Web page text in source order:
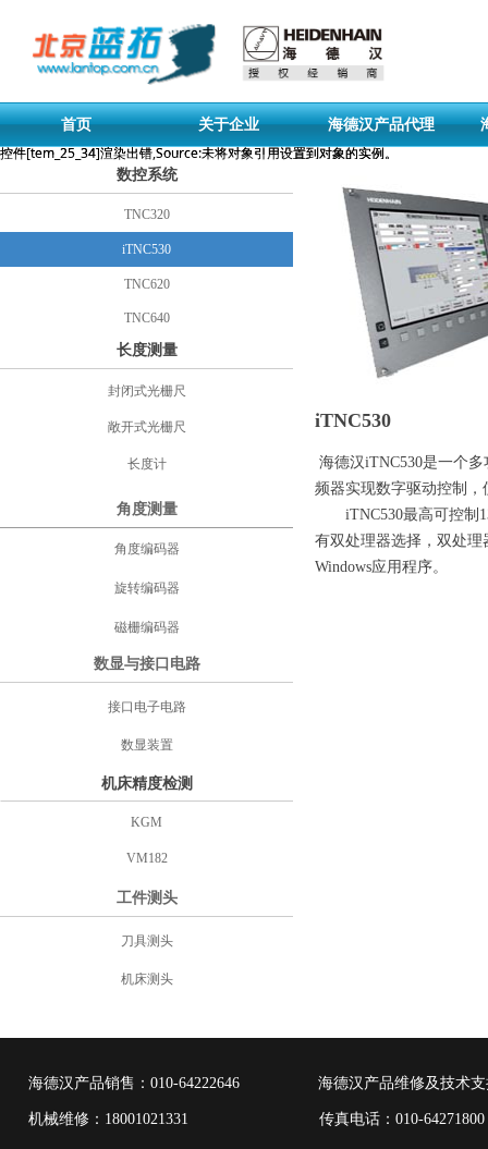
首页 关于企业 海德汉产品代理
数控系统
iTNC530
海德汉iTNC530是一个
频器实现数字驱动控制
iTNC530最高可控制13
有双处理器选择，双处理
Windows应用程序。
控件[tem_25_34]渲染出错,Source:未将对象引用设置到对象的实例。
长度测量
TNC320
iTNC530
TNC620
TNC640
封闭式光栅尺
敞开式光栅尺
长度计
角度测量
角度编码器
旋转编码器
磁栅编码器
数显与接口电路
接口电子电路
数显装置
机床精度检测
KGM
VM182
工件测头
刀具测头
机床测头
控件[tem_25_34]渲染出错,Source:未将对象引用设置到对象的实例。
海德汉产品销售： 010-64222646 海德汉产品维修及技术
机械维修：18001021331 传真电话：